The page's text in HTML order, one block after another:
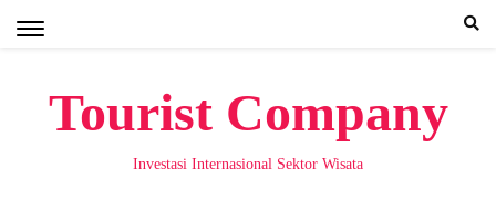
Tourist Company
Investasi Internasional Sektor Wisata